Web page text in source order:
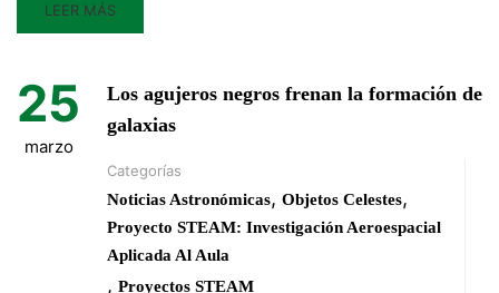
LEER MÁS
25
marzo
Los agujeros negros frenan la formación de
galaxias
Categorías
Noticias Astronómicas, Objetos Celestes,
Proyecto STEAM: Investigación Aeroespacial
Aplicada Al Aula
, Proyectos STEAM